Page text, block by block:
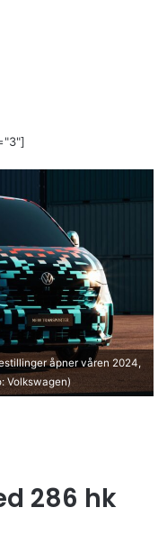
åpner våren 2024,
Volkswagen)
286 hk